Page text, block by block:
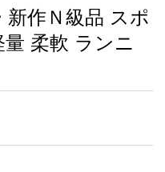
作Ｎ級品 スポ
柔軟 ランニ